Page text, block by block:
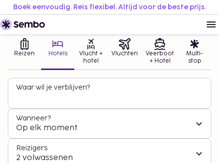
Boek eenvoudig. Reis flexibel. Altijd voor de beste prijs.
Reizen Hotels
Vlucht +
hotel
Vluchten
Veerboot
+ Hotel
Multi-
stop
Waar wil je verblijven?
Wanneer?
Op elk moment
Reizigers
2 volwassenen